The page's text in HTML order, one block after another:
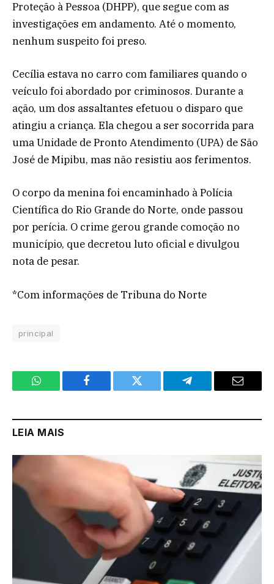
Proteção à Pessoa (DHPP), que segue com as
investigações em andamento. Até o momento,
nenhum suspeito foi preso.
Cecília estava no carro com familiares quando o
veículo foi abordado por criminosos. Durante a
ação, um dos assaltantes efetuou o disparo que
atingiu a criança. Ela chegou a ser socorrida para
uma Unidade de Pronto Atendimento (UPA) de São
José de Mipibu, mas não resistiu aos ferimentos.
O corpo da menina foi encaminhado à Polícia
Científica do Rio Grande do Norte, onde passou
por perícia. O crime gerou grande comoção no
município, que decretou luto oficial e divulgou
nota de pesar.
*Com informações de Tribuna do Norte
principal
WhatsApp Facebook Twitter Telegram Email
LEIA MAIS